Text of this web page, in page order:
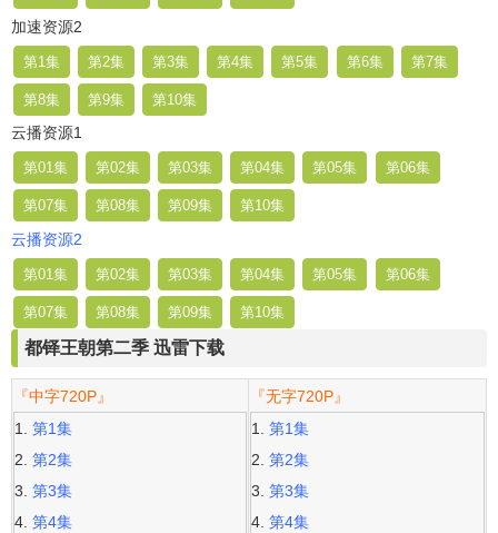
加速资源2
第1集 第2集 第3集 第4集 第5集 第6集 第7集
第8集 第9集 第10集
云播资源1
第01集 第02集 第03集 第04集 第05集 第06集
第07集 第08集 第09集 第10集
云播资源2
第01集 第02集 第03集 第04集 第05集 第06集
第07集 第08集 第09集 第10集
都铎王朝第二季 迅雷下载
『中字720P』
第1集
第2集
第3集
第4集
『无字720P』
第1集
第2集
第3集
第4集